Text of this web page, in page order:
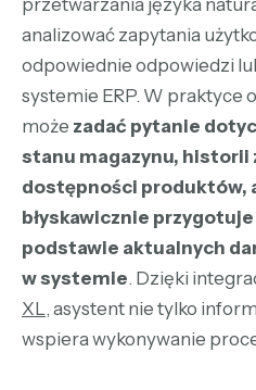
przetwarzania języka
analizować zapytania
odpowiednie odpowiedzi
systemie ERP. W praktyce
może zadać pytanie
stanu magazynu, historii
dostępności produktów,
błyskawicznie
podstawie aktualnych
w systemie. Dzięki
XL, asystent nie tylko
wspiera wykonywanie